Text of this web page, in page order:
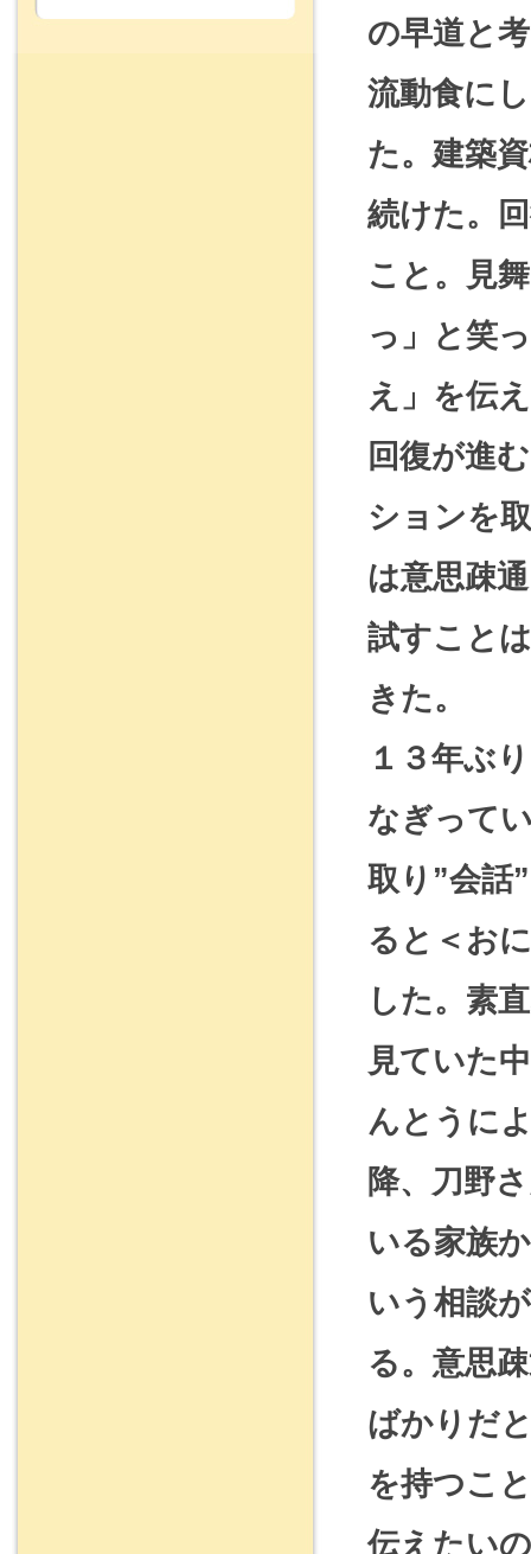
の早道と
流動食に
た。建築
続けた。
こと。見
っ」と笑
え」を伝
回復が進
ションを
は意思疎
試すこと
きた。
１３年ぶ
なぎって
取り”会話
ると＜お
した。素
見ていた
んとうに
降、刀野
いる家族
いう相談
る。意思
ばかりだ
を持つこ
伝えたい